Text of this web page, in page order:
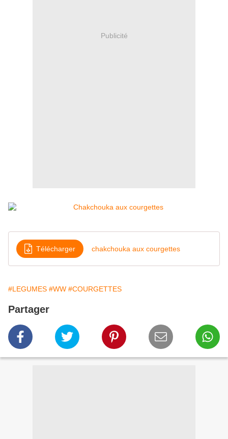
Publicité
Télécharger chakchouka aux courgettes
#LEGUMES #WW #COURGETTES
Partager